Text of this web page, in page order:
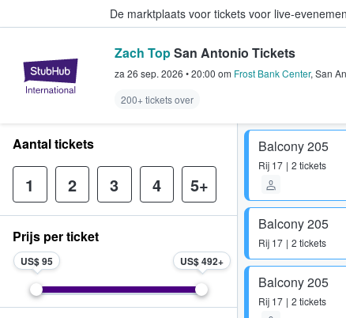
De marktplaats voor tickets voor live-
StubHub: waar fans tickets
Zach TopSan Antonio Tickets
za 26 sep. 2026 •20:00 om Frost Bank Center, San
200+ tickets over
Balcony 205
Rij 17 2 tickets
Balcony 205
Rij 17 2 tickets
Balcony 205
Rij 17 2 tickets
Aantal tickets
1 2 3 4 5+
Prijs per ticket
US$ 95 US$ 492